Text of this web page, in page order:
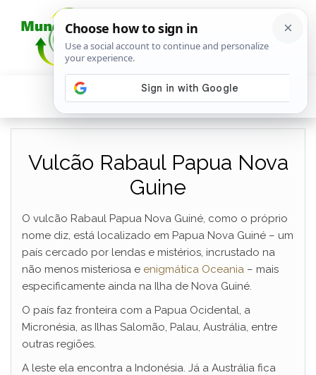
Vulcão Rabaul Papua Nova
Guine
O vulcão Rabaul Papua Nova Guiné, como o próprio
nome diz, está localizado em Papua Nova Guiné – um
país cercado por lendas e mistérios, incrustado na
não menos misteriosa e enigmática Oceania – mais
especificamente ainda na Ilha de Nova Guiné.
O país faz fronteira com a Papua Ocidental, a
Micronésia, as Ilhas Salomão, Palau, Austrália, entre
outras regiões.
A leste ela encontra a Indonésia. Já a Austrália fica